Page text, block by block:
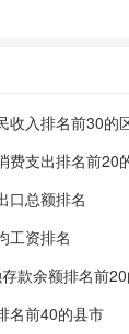
收入排名前30的
费支出排名前20
口总额排名
工资排名
款余额排名前
名前40的县市